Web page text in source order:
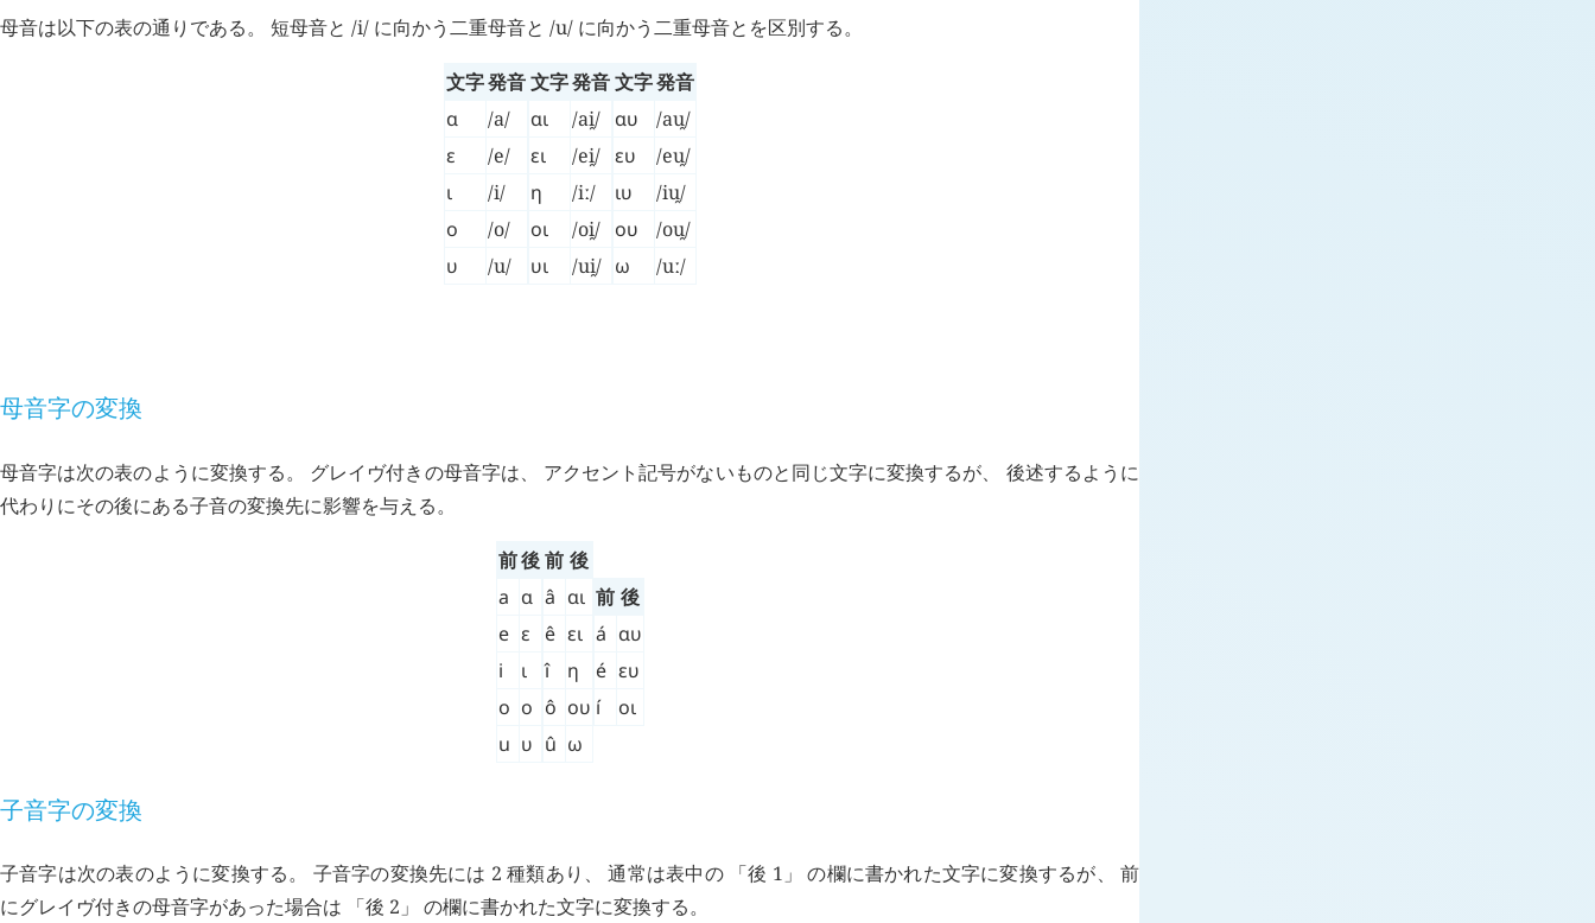
母音は以下の表の通りである。 短母音と /i/ に向かう二重母音と /u/ に向かう二重母音とを区別する。
文字発音
α
/a/
ε
/e/
ι
/i/
ο
/o/
υ
/u/
文字発音
αι
/ai̯/
ει
/ei̯/
η
/iː/
οι
/oi̯/
υι
/ui̯/
文字発音
αυ
/au̯/
ευ
/eu̯/
ιυ
/iu̯/
ου
/ou̯/
ω
/uː/
母音字の変換
母音字は次の表のように変換する。 グレイヴ付きの母音字は、 アクセント記号がないものと同じ文字に変換するが、 後述するように
代わりにその後にある子音の変換先に影響を与える。
前後
a α
e ε
i
ι
o ο
u υ
前 後
â αι
ê ει
î
η
ô ου
û ω
前 後
á αυ
é ευ
í
οι
子音字の変換
子音字は次の表のように変換する。 子音字の変換先には 2 種類あり、 通常は表中の 「後 1」 の欄に書かれた文字に変換するが、 前
にグレイヴ付きの母音字があった場合は 「後 2」 の欄に書かれた文字に変換する。